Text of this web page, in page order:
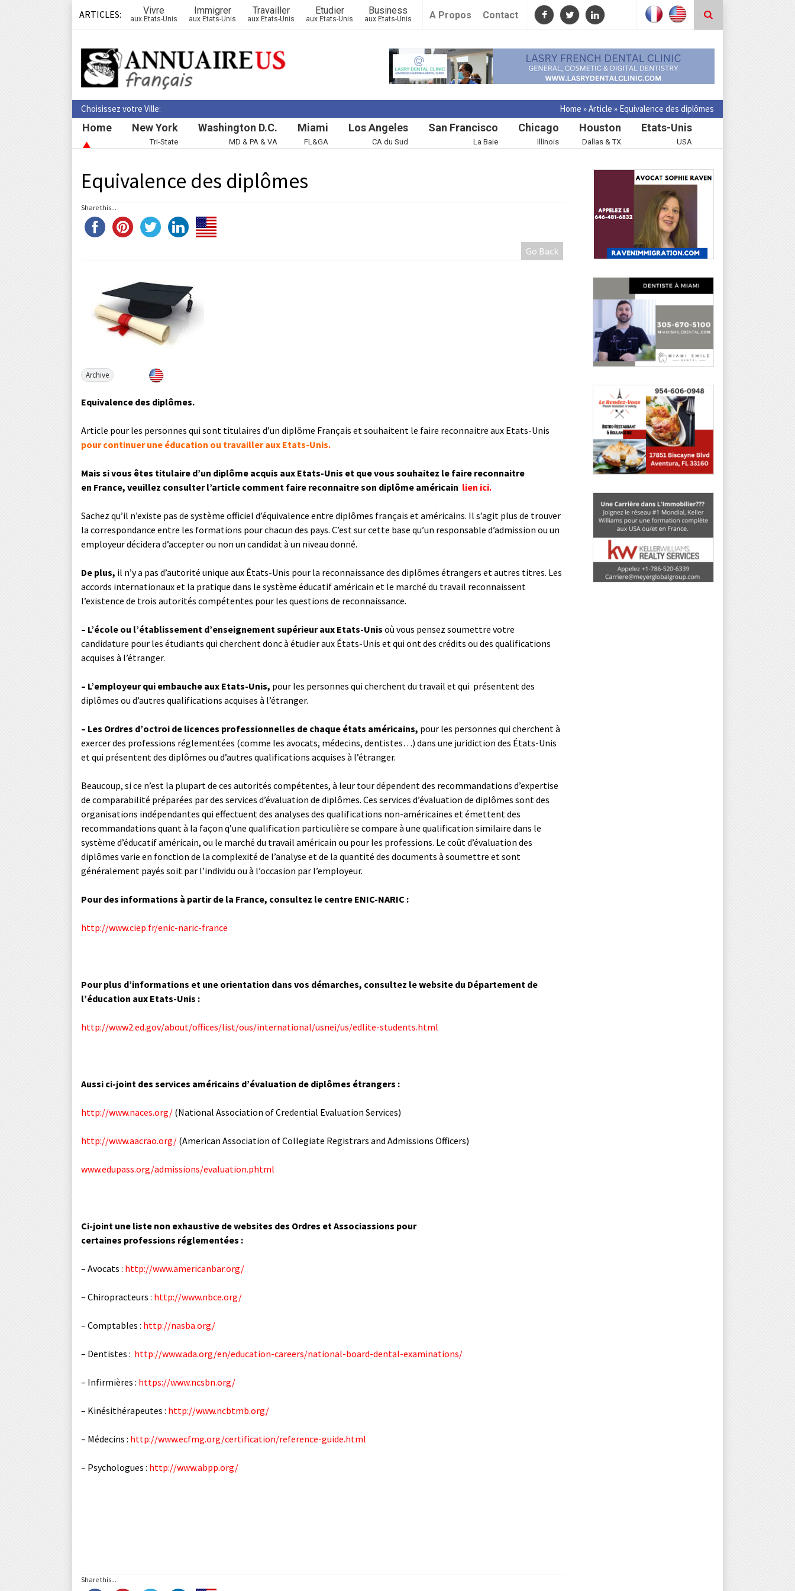
ARTICLES: Vivre
aux Etats-Unis
Immigrer
aux Etats-Unis
Travailler
aux Etats-Unis
Etudier
aux Etats-Unis
Business
aux Etats-Unis A Propos Contact
Choisissez votre Ville: Home »Article » Equivalence des diplômes
Home New York
Tri-State
Washington D.C.
MD & PA & VA
Miami
FL&GA
Los Angeles
CA du Sud
San Francisco
La Baie
Chicago
Illinois
Houston
Dallas & TX
Etats-Unis
USA
Equivalence des diplômes
Share this...
Go Back
Archive
Equivalence des diplômes.
Article pour les personnes qui sont titulaires d’un diplôme Français et souhaitent le faire reconnaitre aux Etats-Unis
pour continuer une éducation ou travailler aux Etats-Unis.
Mais si vous êtes titulaire d’un diplôme acquis aux Etats-Unis et que vous souhaitez le faire reconnaitre
en France, veuillez consulter l’article comment faire reconnaitre son diplôme américain lien ici.
Sachez qu’il n’existe pas de système officiel d’équivalence entre diplômes français et américains. Il s’agit plus de trouver
la correspondance entre les formations pour chacun des pays. C’est sur cette base qu’un responsable d’admission ou un
employeur décidera d’accepter ou non un candidat à un niveau donné.
De plus, il n’y a pas d’autorité unique aux États-Unis pour la reconnaissance des diplômes étrangers et autres titres. Les
accords internationaux et la pratique dans le système éducatif américain et le marché du travail reconnaissent
l’existence de trois autorités compétentes pour les questions de reconnaissance.
– L’école ou l’établissement d’enseignement supérieur aux Etats-Unis où vous pensez soumettre votre
candidature pour les étudiants qui cherchent donc à étudier aux États-Unis et qui ont des crédits ou des qualifications
acquises à l’étranger.
– L’employeur qui embauche aux Etats-Unis, pour les personnes qui cherchent du travail et qui présentent des
diplômes ou d’autres qualifications acquises à l’étranger.
– Les Ordres d’octroi de licences professionnelles de chaque états américains, pour les personnes qui cherchent à
exercer des professions réglementées (comme les avocats, médecins, dentistes…) dans une juridiction des États-Unis
et qui présentent des diplômes ou d’autres qualifications acquises à l’étranger.
Beaucoup, si ce n’est la plupart de ces autorités compétentes, à leur tour dépendent des recommandations d’expertise
de comparabilité préparées par des services d’évaluation de diplômes. Ces services d’évaluation de diplômes sont des
organisations indépendantes qui effectuent des analyses des qualifications non-américaines et émettent des
recommandations quant à la façon q’une qualification particulière se compare à une qualification similaire dans le
système d’éducatif américain, ou le marché du travail américain ou pour les professions. Le coût d’évaluation des
diplômes varie en fonction de la complexité de l’analyse et de la quantité des documents à soumettre et sont
généralement payés soit par l’individu ou à l’occasion par l’employeur.
Pour des informations à partir de la France, consultez le centre ENIC-NARIC :
http://www.ciep.fr/enic-naric-france
Pour plus d’informations et une orientation dans vos démarches, consultez le website du Département de
l’éducation aux Etats-Unis :
http://www2.ed.gov/about/offices/list/ous/international/usnei/us/edlite-students.html
Aussi ci-joint des services américains d’évaluation de diplômes étrangers :
http://www.naces.org/ (National Association of Credential Evaluation Services)
http://www.aacrao.org/ (American Association of Collegiate Registrars and Admissions Officers)
www.edupass.org/admissions/evaluation.phtml
Ci-joint une liste non exhaustive de websites des Ordres et Associassions pour
certaines professions réglementées :
– Avocats : http://www.americanbar.org/
– Chiropracteurs : http://www.nbce.org/
– Comptables : http://nasba.org/
– Dentistes : http://www.ada.org/en/education-careers/national-board-dental-examinations/
– Infirmières : https://www.ncsbn.org/
– Kinésithérapeutes : http://www.ncbtmb.org/
– Médecins : http://www.ecfmg.org/certification/reference-guide.html
– Psychologues : http://www.abpp.org/
Share this...